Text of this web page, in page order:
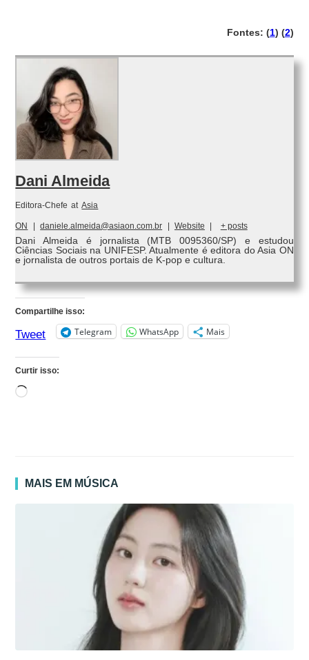
Fontes: (1) (2)
Dani Almeida
Editora-Chefe at Asia
ON daniele.almeida@asiaon.com.br Website + posts
Dani Almeida é jornalista (MTB 0095360/SP) e estudou
Ciências Sociais na UNIFESP. Atualmente é editora do Asia ON
e jornalista de outros portais de K-pop e cultura.
Compartilhe isso:
Tweet Telegram WhatsApp Mais
Curtir isso:
Carregando...
MAIS EM MÚSICA